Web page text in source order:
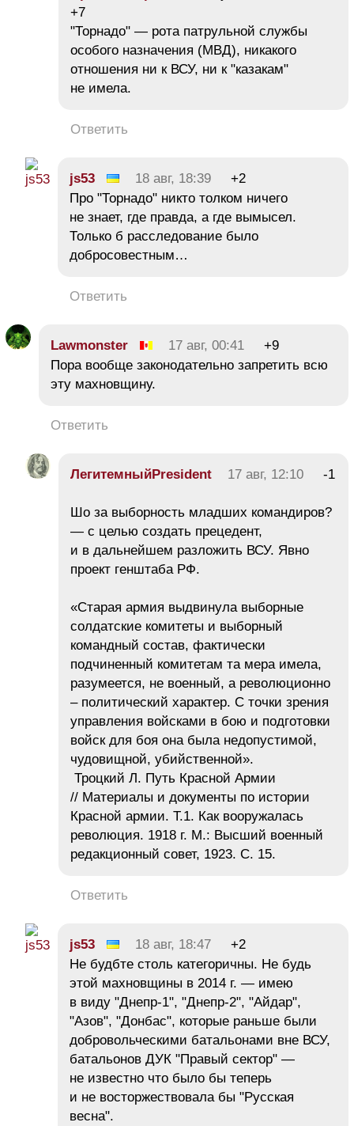
+7
"Торнадо" — рота патрульной службы
особого назначения (МВД), никакого
отношения ни к ВСУ, ни к "казакам"
не имела.
Ответить
js53 18 авг, 18:39
+2
Про "Торнадо" никто толком ничего
не знает, где правда, а где вымысел.
Только б расследование было
добросовестным…
Ответить
Lawmonster 17 авг, 00:41
+9
Пора вообще законодательно запретить всю
эту махновщину.
Ответить
ЛегитемныйPresident 17 авг, 12:10 -1
Шо за выборность младших командиров?
— с целью создать прецедент,
и в дальнейшем разложить ВСУ. Явно
проект генштаба РФ.
«Старая армия выдвинула выборные
солдатские комитеты и выборный
командный состав, фактически
подчиненный комитетам та мера имела,
разумеется, не военный, а революционно
– политический характер. С точки зрения
управления войсками в бою и подготовки
войск для боя она была недопустимой,
чудовищной, убийственной».
Троцкий Л. Путь Красной Армии
// Материалы и документы по истории
Красной армии. Т.1. Как вооружалась
революция. 1918 г. М.: Высший военный
редакционный совет, 1923. С. 15.
Ответить
js53 18 авг, 18:47
+2
Не будбте столь категоричны. Не будь
этой махновщины в 2014 г. — имею
в виду "Днепр-1", "Днепр-2", "Айдар",
"Азов", "Донбас", которые раньше были
добровольческими батальонами вне ВСУ,
батальонов ДУК "Правый сектор" —
не известно что было бы теперь
и не восторжествовала бы "Русская
весна".